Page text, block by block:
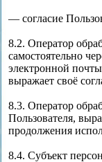
— согласие
8.2. Оператор
самостоятельно
электронной
выражает своё
8.3. Оператор
Пользователя,
продолжения
8.4. Субъект